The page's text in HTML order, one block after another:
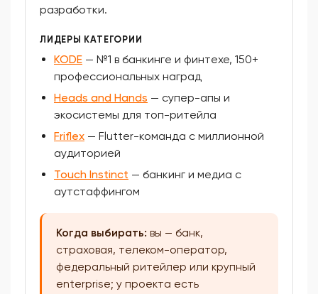
разработки.
ЛИДЕРЫ КАТЕГОРИИ
KODE — №1 в банкинге и финтехе, 150+
профессиональных наград
Heads and Hands — супер-апы и
экосистемы для топ-ритейла
Friflex — Flutter-команда с миллионной
аудиторией
Touch Instinct — банкинг и медиа с
аутстаффингом
Когда выбирать: вы — банк,
страховая, телеком-оператор,
федеральный ритейлер или крупный
enterprise; у проекта есть